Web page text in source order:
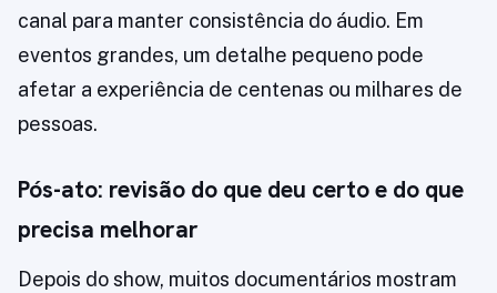
canal para manter consistência do áudio. Em
eventos grandes, um detalhe pequeno pode
afetar a experiência de centenas ou milhares de
pessoas.
Pós-ato: revisão do que deu certo e do que
precisa melhorar
Depois do show, muitos documentários mostram